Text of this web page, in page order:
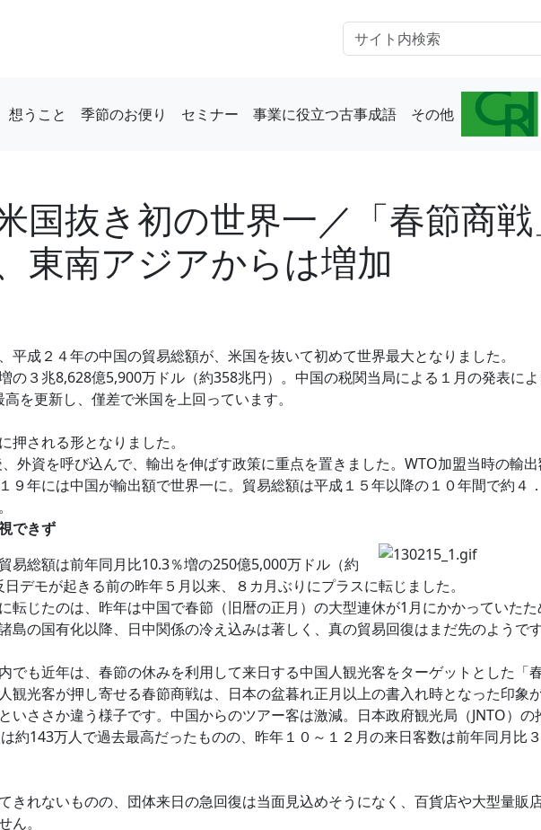
想うこと 季節のお便り セミナー 事業に役立つ古事成語 その他
国抜き初の世界一／「春節商
東南アジアからは増加
成２４年の中国の貿易総額が、米国を抜いて初めて世界最大となりました。
の３兆8,628億5,900万ドル（約358兆円）。中国の税関当局による１月の発表に
を更新し、僅差で米国を上回っています。
される形となりました。
外資を呼び込んで、輸出を伸ばす政策に重点を置きました。WTO加盟当時の輸出
９年には中国が輸出額で世界一に。貿易総額は平成１５年以降の１０年間で約４
できず
易総額は前年同月比10.3％増の250億5,000万ドル（約
デモが起きる前の昨年５月以来、８カ月ぶりにプラスに転じました。
転じたのは、昨年は中国で春節（旧暦の正月）の大型連休が1月にかかっていた
の国有化以降、日中関係の冷え込みは著しく、真の貿易回復はまだ先のようです
でも近年は、春節の休みを利用して来日する中国人観光客をターゲットとした「
光客が押し寄せる春節商戦は、日本の盆暮れ正月以上の書入れ時となった印象が
いささか違う様子です。中国からのツアー客は激減。日本政府観光局（JNTO）の
約143万人で過去最高だったものの、昨年１０～１２月の来日客数は前年同月比
きれないものの、団体来日の急回復は当面見込めそうになく、百貨店や大型量販
。